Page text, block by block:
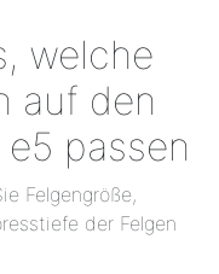
welche
auf den
passen
Felgengröße,
der Felgen